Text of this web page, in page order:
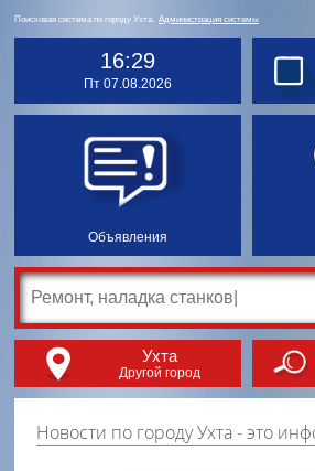
Поисковая система по городу Ухта. Администрация системы
16:29
Пт 07.08.2026
Объявления
Ухта
Другой город
Новости по городу Ухта- это информация о событиях, мероприятиях и торгово-коммерческой деятельности города. Страницу наполняют платные и